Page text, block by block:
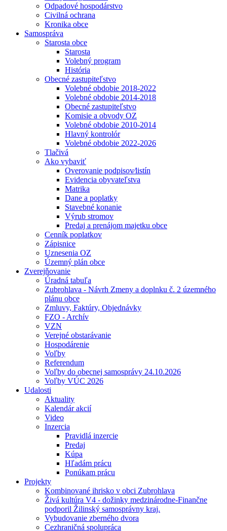
Odpadové hospodárstvo
Civilná ochrana
Kronika obce
Samospráva
Starosta obce
Starosta
Volebný program
História
Obecné zastupiteľstvo
Volebné obdobie 2018-2022
Volebné obdobie 2014-2018
Obecné zastupiteľstvo
Komisie a obvody OZ
Volebné obdobie 2010-2014
Hlavný kontrolór
Volebné obdobie 2022-2026
Tlačivá
Ako vybaviť
Overovanie podpisov⁄listín
Evidencia obyvateľstva
Matrika
Dane a poplatky
Stavebné konanie
Výrub stromov
Predaj a prenájom majetku obce
Cenník poplatkov
Zápisnice
Uznesenia OZ
Územný plán obce
Zverejňovanie
Úradná tabuľa
Zubrohlava - Návrh Zmeny a doplnku č. 2 územného
plánu obce
Zmluvy, Faktúry, Objednávky
FZO - Archív
VZN
Verejné obstarávanie
Hospodárenie
Voľby
Referendum
Voľby do obecnej samosprávy 24.10.2026
Voľby VÚC 2026
Udalosti
Aktuality
Kalendár akcií
Video
Inzercia
Pravidlá inzercie
Predaj
Kúpa
Hľadám prácu
Ponúkam prácu
Projekty
Kombinované ihrisko v obci Zubrohlava
Živá kultúra V4 - dožinky medzinárodne-Finančne
podporil Žilinský samosprávny kraj.
Vybudovanie zberného dvora
Cezhraničná spolupráca